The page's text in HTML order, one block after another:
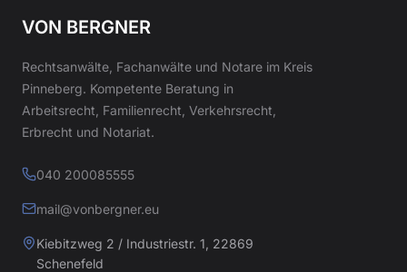
VON BERGNER
Rechtsanwälte, Fachanwälte und Notare im Kreis
Pinneberg. Kompetente Beratung in
Arbeitsrecht, Familienrecht, Verkehrsrecht,
Erbrecht und Notariat.
040 200085555
mail@vonbergner.eu
Kiebitzweg 2 / Industriestr. 1, 22869
Schenefeld